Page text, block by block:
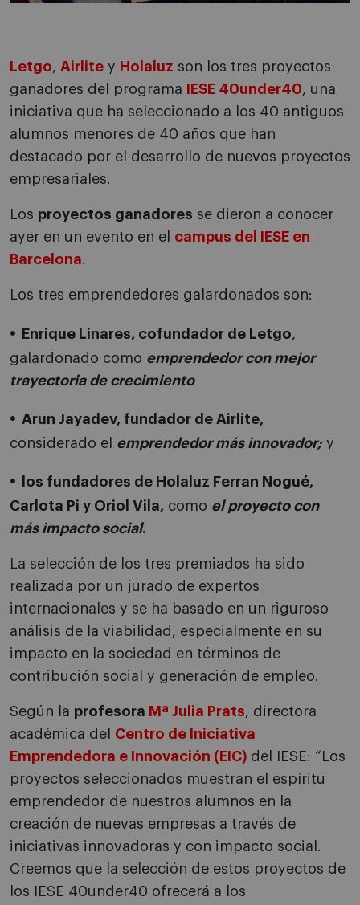
Letgo, Airlite y Holaluz son los tres proyectos
ganadores del programa
IESE 40under40, una
iniciativa que ha seleccionado a los 40 antiguos
alumnos menores de 40 años que han
destacado por el desarrollo de nuevos proyectos
empresariales.
Los proyectos ganadores se dieron a conocer
ayer en un evento en el campus del IESE en
Barcelona.
Los tres emprendedores galardonados son:
Enrique Linares, cofundador de Letgo,
galardonado como emprendedor con mejor
trayectoria de crecimiento
Arun Jayadev, fundador de Airlite,
considerado el emprendedor más innovador;y
los fundadores de Holaluz Ferran Nogué,
Carlota Pi y Oriol Vila, como el proyecto con
más impacto social.
La selección de los tres premiados ha sido
realizada por un jurado de expertos
internacionales y se ha basado en un riguroso
análisis de la viabilidad, especialmente en su
impacto en la sociedad en términos de
contribución social y generación de empleo.
Según la profesora Mª Julia Prats, directora
académica del Centro de Iniciativa
Emprendedora e Innovación (EIC) del IESE: “Los
proyectos seleccionados muestran el espíritu
emprendedor de nuestros alumnos en la
creación de nuevas empresas a través de
iniciativas innovadoras y con impacto social.
Creemos que la selección de estos proyectos de
los IESE 40under40 ofrecerá a los